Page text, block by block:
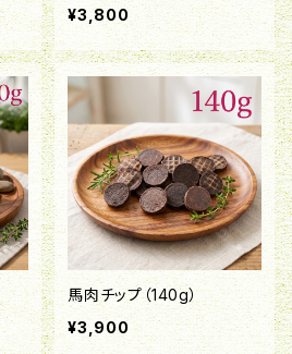
¥3,800
馬肉チップ（140g）
¥3,900